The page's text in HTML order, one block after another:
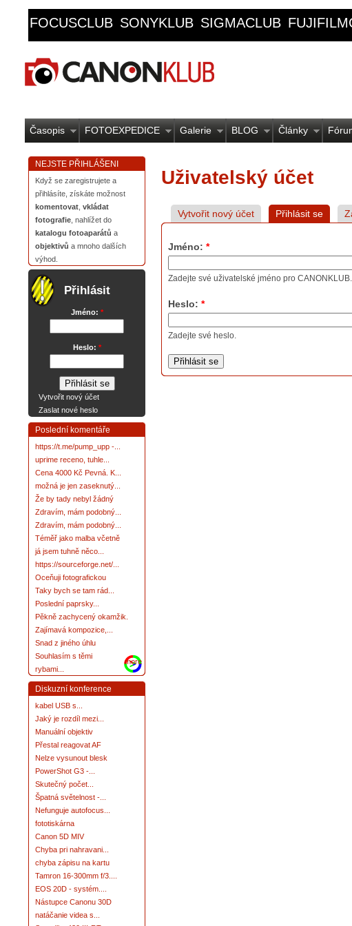
FOCUSCLUB SONYKLUB SIGMACLUB
Časopis FOTOEXPEDICE Galerie BLOG Články
NEJSTE PŘIHLÁŠENI
Když se zaregistrujete a
přihlásíte, získáte možnost
komentovat vkládat
fotografie , nahlížet do
katalogu fotoaparátů a
objektivů a mnoho dalších
výhod.
Přihlásit
Jméno: *
Heslo: *
Vytvořit nový účet
Zaslat nové heslo
Poslední komentáře
https://t.me/pump_upp -...
uprime receno, tuhle...
Cena 4000 Kč Pevná. K...
možná je jen zaseknutý...
Že by tady nebyl žádný
Zdravím, mám podobný...
Zdravím, mám podobný...
Téměř jako malba včetně
já jsem tuhně něco...
https://sourceforge.net/...
Oceňuji fotografickou
Taky bych se tam rád...
Poslední paprsky...
Pěkně zachycený okamžik.
Zajímavá kompozice,...
Snad z jiného úhlu
Souhlasím s těmi
rybami...
more
Diskuzní konference
kabel USB s...
Jaký je rozdíl mezi...
Manuální objektiv
Přestal reagovat AF
Nelze vysunout blesk
PowerShot G3 -...
Skutečný počet...
Špatná světelnost -...
Nefunguje autofocus...
fototiskárna
Canon 5D MIV
Chyba pri nahravani...
chyba zápisu na kartu
Tamron 16-300mm f/3....
EOS 20D - systém....
Nástupce Canonu 30D
natáčanie videa s...
Uživatelský účet
Vytvořit nový účet Přihlásit se
Jméno: *
Zadejte své uživatelské jméno pro CANONKLUB.
Heslo: *
Zadejte své heslo.